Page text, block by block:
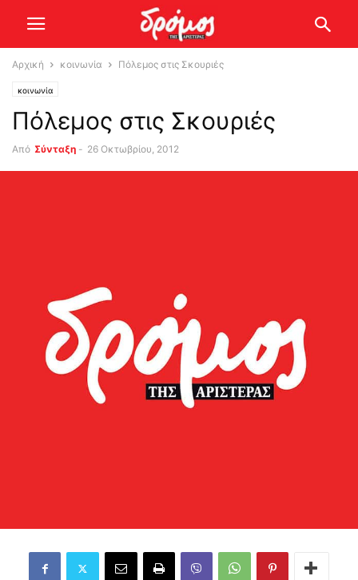
Αρχική κοινωνία Πόλεμος στις Σκουριές
κοινωνία
Πόλεμος στις Σκουριές
Από Σύνταξη - 26 Οκτωβρίου, 2012